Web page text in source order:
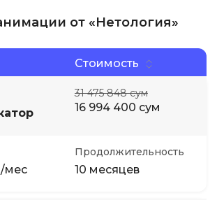
от «Нетология»
Стоимость
31 475 848 сум
16 994 400 сум
мес
Продолжительность
10 месяцев